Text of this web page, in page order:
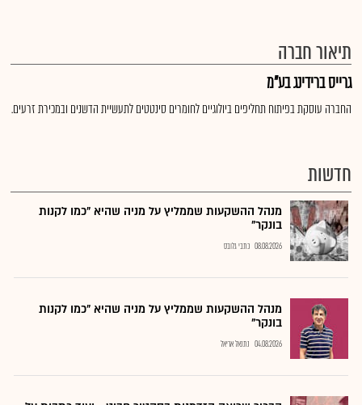
תיאור חברה
גרייס ברידינג בע"מ
החברה עוסקת בפיתוח תחליפים ביולוגיים לחומרים סינטטים לתעשיית הדשנים ובמכירת זרעים.
חדשות
מנהל ההשקעות שממליץ על מניה שהיא "כמו לקנות
בונקר"
08.08.2026 כתבי גלובס
מנהל ההשקעות שממליץ על מניה שהיא "כמו לקנות
בונקר"
04.08.2026 נתנאל אריאל